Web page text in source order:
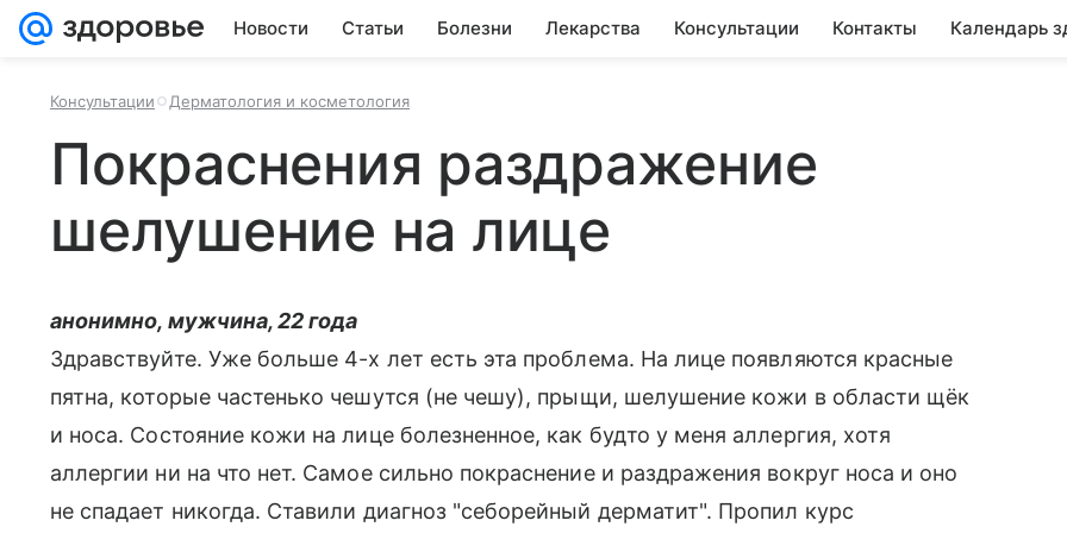
Новости Статьи Болезни Лекарства Консультации Контакты Календарь
Консультации Дерматология и косметология
Покраснения раздражение
шелушение на лице
анонимно, мужчина, 22 года
Здравствуйте. Уже больше 4-х лет есть эта проблема. На лице появляются красные
пятна, которые частенько чешутся (не чешу), прыщи, шелушение кожи в области щёк
и носа. Состояние кожи на лице болезненное, как будто у меня аллергия, хотя
аллергии ни на что нет. Самое сильно покраснение и раздражения вокруг носа и оно
не спадает никогда. Ставили диагноз "себорейный дерматит". Пропил курс